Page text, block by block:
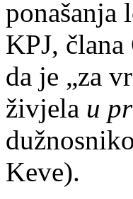
ponašanja
KPJ,
da je „za
živjela u
Keve).